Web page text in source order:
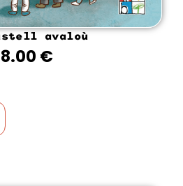
avaloù
8.00 €